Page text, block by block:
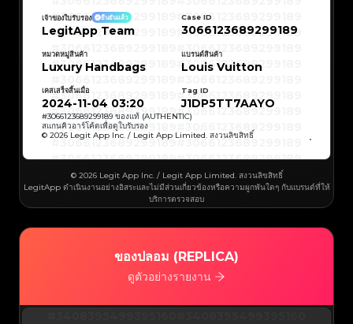
#3066123689299189
#3066123689299189
#3066123689299189
#3066123689299189
#3066123689299189
#3066123689299189
#3066123689299189
#3066123689299189
#3066123689299189
#3066123689299189
#3066123689299189
#3066123689299189
#3066123689299189#3066123689299189
#3066123689299189 #3066123689299189
#3066123689299189#3066123689299189
#3066123689299189#3066123689299189
#3066123689299189#3066123689299189
#3066123689299189#3066123689299189
#3066123689299189#3066123689299189
#3066123689299189#3066123689299189
#3066123689299189#3066123689299189
#3066123689299189#3066123689299189
#3066123689299189
#3066123689299189
#3066123689299189
#3066123689299189
#3066123689299189
#3066123689299189
#3066123689299189
#3066123689299189
#3066123689299189
#3066123689299189
#3066123689299189#3066123689299189
#3066123689299189
#3066123689299189
#3066123689299189#3066123689299189
#3066123689299189#3066123689299189
#3066123689299189#3066123689299189
#3066123689299189#3066123689299189
#3066123689299189#3066123689299189
#3066123689299189#3066123689299189
#3066123689299189
#3066123689299189
#3066123689299189#3066123689299189
เจ้าของใบรับรอง ยืนยันแล้ว
LegitApp Team
Case ID
3066123689299189
หมวดหมู่สินค้า
Luxury Handbags
แบรนด์สินค้า
Louis Vuitton
เคสเสร็จสิ้นเมื่อ
2024-11-04 03:20
Tag ID
J1DP5TT7AAYO
#3066123689299189 ของแท้ (AUTHENTIC)
สแกนคิวอาร์โค้ดเพื่อดูใบรับรอง
© 2026 Legit App Inc. / Legit App Limited. สงวนลิขสิทธิ์
© 2026 Legit App Inc. / Legit App Limited. สงวนลิขสิทธิ์
LegitApp ดำเนินงานอย่างอิสระและไม่มีส่วนเกี่ยวข้องหรือความผูกพันใดๆ กับแบรนด์ที่ให้
บริการตรวจสอบ
ของปลอม (REPLICA)
ดูตัวอย่างรายงาน